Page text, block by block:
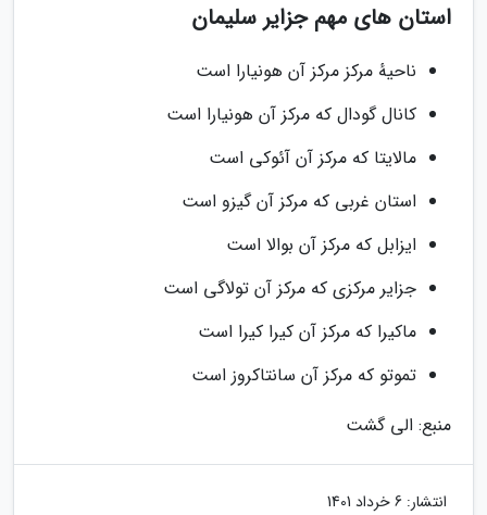
استان های مهم جزایر سلیمان
ناحیهٔ مرکز مرکز آن هونیارا است
کانال گودال که مرکز آن هونیارا است
مالایتا که مرکز آن آئوکی است
استان غربی که مرکز آن گیزو است
ایزابل که مرکز آن بوالا است
جزایر مرکزی که مرکز آن تولاگی است
ماکیرا که مرکز آن کیرا کیرا است
تموتو که مرکز آن سانتاکروز است
منبع: الی گشت
انتشار: 6 خرداد 1401